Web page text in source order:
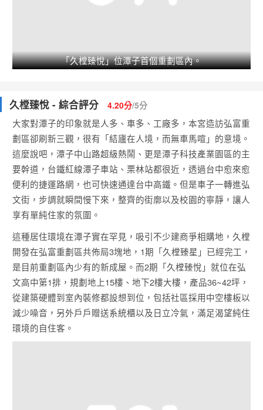
「久樘臻悅」位潭子首個重劃區內。
久樘臻悅 - 綜合評分 4.20分/5分
大家對潭子的印象就是人多、車多、工廠多，本宮造訪弘富重
劃區卻刷新三觀，很有「結廬在人境，而無車馬喧」的意境。
這麼說吧，潭子中山路超級熱鬧、更是潭子科技產業園區的主
要幹道，台鐵紅線潭子車站、栗林站都很近，透過台中愈來愈
便利的捷運路網，也可快速通達台中高鐵。但是車子一轉進弘
文街，步調就瞬間慢下來，整齊的街廓以及校園的寧靜，讓人
享有單純住家的氛圍。
這種居住環境在潭子實在罕見，吸引不少建商爭相購地，久樘
開發在弘富重劃區共佈局3塊地，1期「久樘臻星」已經完工，
是目前重劃區內少有的新成屋。而2期「久樘臻悅」就位在弘
文高中第1排，規劃地上15樓、地下2樓大樓，產品36~42坪，
從建築硬體到室內裝修都設想到位，包括社區採用中空樓板以
減少噪音，另外戶戶贈送系統櫃以及日立冷氣，滿足渴望純住
環境的自住客。